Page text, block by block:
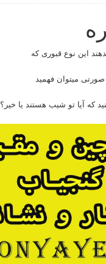
این نوع قبوری که
میتوان فهمید
که آیا تو شیب هستند یا خیر؟